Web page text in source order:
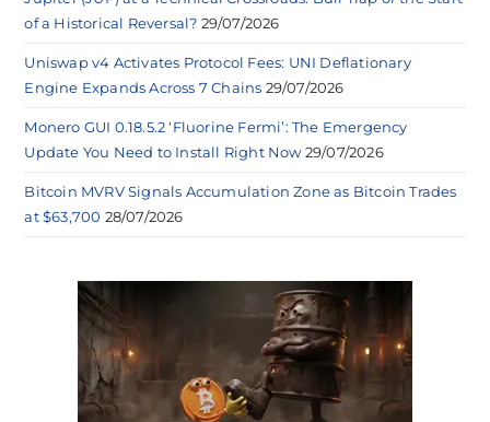
of a Historical Reversal? 29/07/2026
Uniswap v4 Activates Protocol Fees: UNI Deflationary
Engine Expands Across 7 Chains 29/07/2026
Monero GUI 0.18.5.2 ‘Fluorine Fermi’: The Emergency
Update You Need to Install Right Now 29/07/2026
Bitcoin MVRV Signals Accumulation Zone as Bitcoin Trades
at $63,700 28/07/2026